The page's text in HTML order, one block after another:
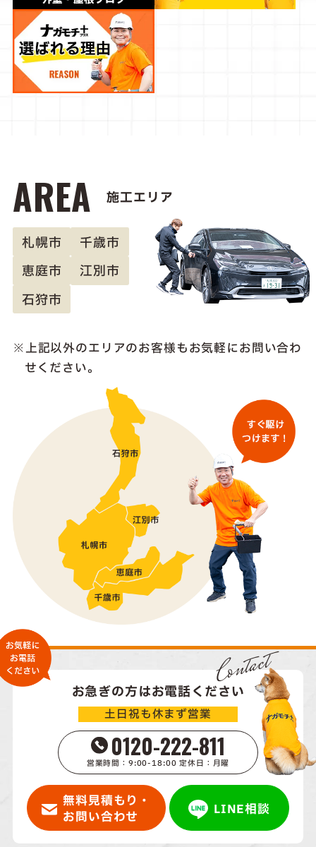
AREA 施工エリア
札幌市
千歳市
恵庭市
江別市
石狩市
上記以外のエリアのお客様もお気軽にお問い合わ
せください。
Contact
お急ぎの方はお電話ください
土日祝も休まず営業
0120-222-811
営業時間：9:00-18:00 定休日：月曜
無料見積もり・
お問い合わせ
LINE相談